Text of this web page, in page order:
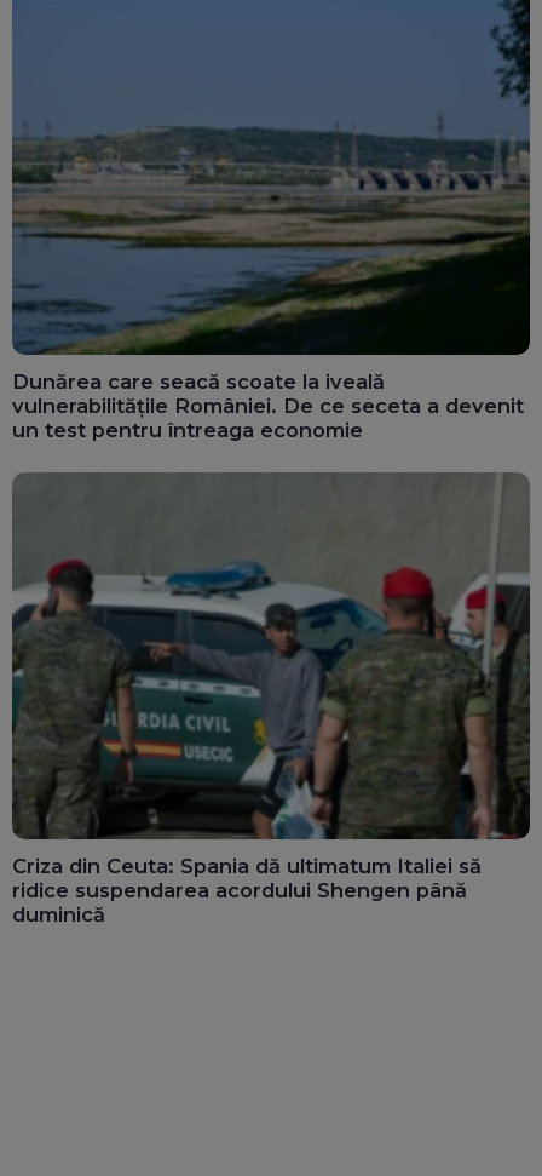
Dunărea care seacă scoate la iveală
vulnerabilitățile României. De ce seceta a devenit
un test pentru întreaga economie
Criza din Ceuta: Spania dă ultimatum Italiei să
ridice suspendarea acordului Shengen până
duminică